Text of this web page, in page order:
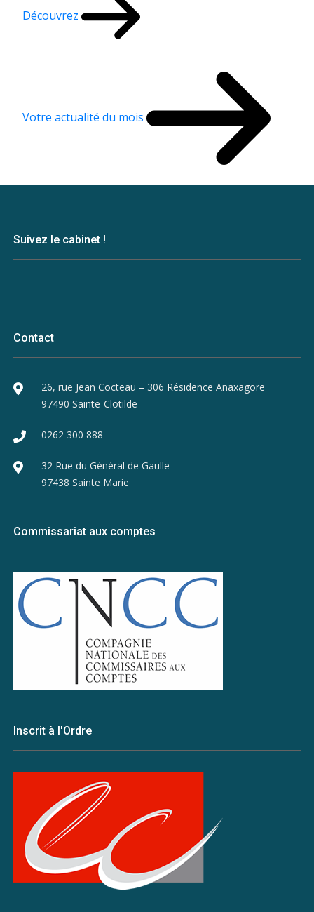
Découvrez
Votre actualité du mois
Suivez le cabinet !
Contact
26, rue Jean Cocteau – 306 Résidence Anaxagore
97490 Sainte-Clotilde
0262 300 888
32 Rue du Général de Gaulle
97438 Sainte Marie
Commissariat aux comptes
Inscrit à l'Ordre